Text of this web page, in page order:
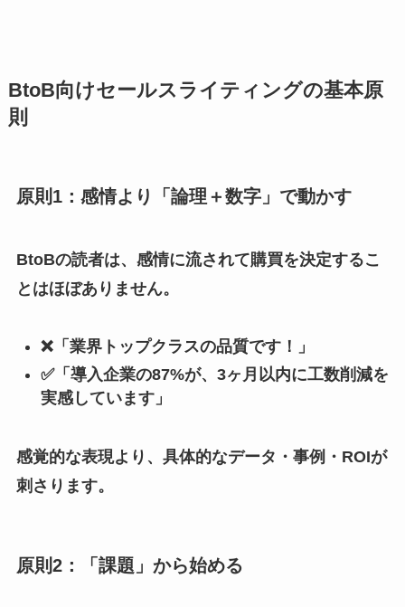
BtoB向けセールスライティングの基本原
則
原則1：感情より「論理＋数字」で動かす
BtoBの読者は、感情に流されて購買を決定するこ
とはほぼありません。
❌「業界トップクラスの品質です！」
✅「導入企業の87%が、3ヶ月以内に工数削減を
実感しています」
感覚的な表現より、具体的なデータ・事例・ROIが
刺さります。
原則2：「課題」から始める